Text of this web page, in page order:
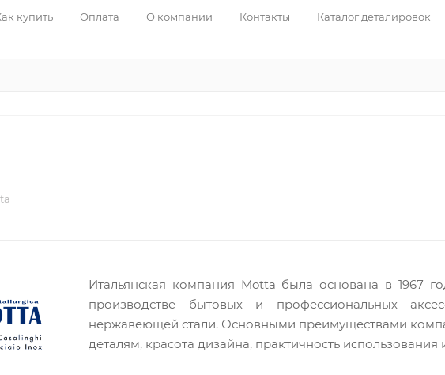
купить Оплата О компании Контакты Каталог деталировок
Итальянская компания Motta была основана в 1967
производстве бытовых и профессиональных
нержавеющей стали. Основными преимуществами
деталям, красота дизайна, практичность использования